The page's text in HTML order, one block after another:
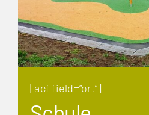
[acf field=“ort“]